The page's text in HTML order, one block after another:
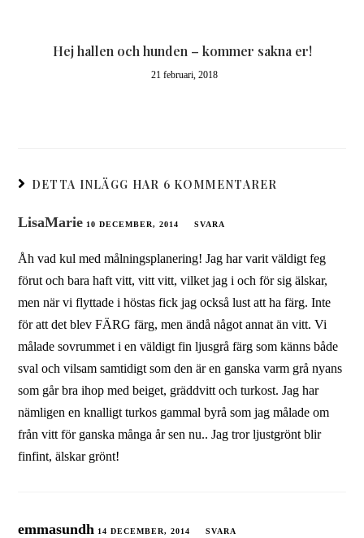
Hej hallen och hunden – kommer sakna er!
21 februari, 2018
DETTA INLÄGG HAR 6 KOMMENTARER
LisaMarie 10 DECEMBER, 2014 SVARA
Åh vad kul med målningsplanering! Jag har varit väldigt feg
förut och bara haft vitt, vitt vitt, vilket jag i och för sig älskar,
men när vi flyttade i höstas fick jag också lust att ha färg. Inte
för att det blev FÄRG färg, men ändå något annat än vitt. Vi
målade sovrummet i en väldigt fin ljusgrå färg som känns både
sval och vilsam samtidigt som den är en ganska varm grå nyans
som går bra ihop med beiget, gräddvitt och turkost. Jag har
nämligen en knalligt turkos gammal byrå som jag målade om
från vitt för ganska många år sen nu.. Jag tror ljustgrönt blir
finfint, älskar grönt!
emmasundh 14 DECEMBER, 2014 SVARA